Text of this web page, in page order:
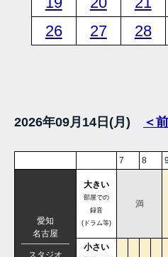
26
27 28
2026年09月14日(月) ＜
7 8 9
愛知
名古屋
スタジオ
大きい
部屋での
録音
(ドラム等)
満
小さい